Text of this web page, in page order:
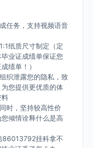
任务，支持视频语音
纸质尺寸制定（定
业证成绩单保证您
绩单！）
织泄露您的隐私，致
您提供更优质的体
料
时，坚持较高性价
倾情诠释什么是高
86013792挂科拿不